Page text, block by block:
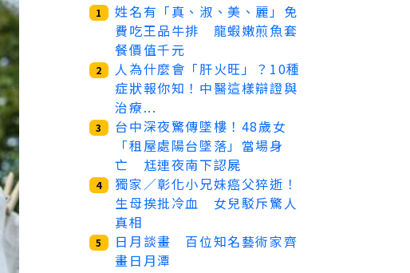
1
姓名有「真、淑、美、麗」免
費吃王品牛排 龍蝦嫩煎魚套
餐價值千元
2
人為什麼會「肝火旺」？10種
症狀報你知！中醫這樣辯證與
治療...
3
台中深夜驚傳墜樓！48歲女
「租屋處陽台墜落」當場身
亡 尪連夜南下認屍
4
獨家／彰化小兄妹癌父猝逝！
生母挨批冷血 女兒駁斥驚人
真相
5
日月談畫 百位知名藝術家齊
畫日月潭